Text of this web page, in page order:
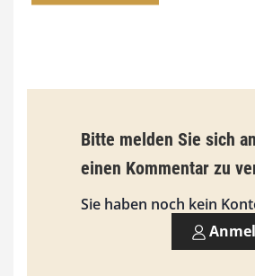
9
3
0
0
Bitte melden Sie sich
einen Kommentar zu
Sie haben noch kein